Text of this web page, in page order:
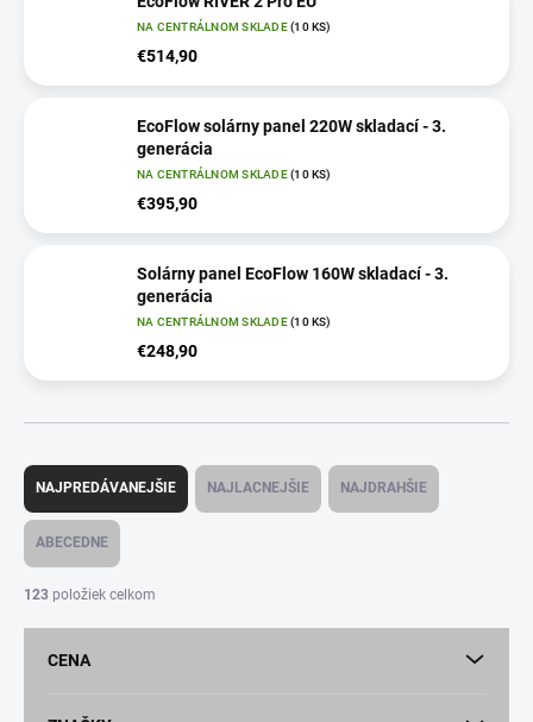
NA CENTRÁLNOM SKLADE(10 KS)
€514,90
EcoFlow solárny panel 220W skladací - 3.
generácia
NA CENTRÁLNOM SKLADE(10 KS)
€395,90
Solárny panel EcoFlow 160W skladací - 3.
generácia
NA CENTRÁLNOM SKLADE(10 KS)
€248,90
R
d
n
i
NAJPREDÁVANEJŠIE NAJLACNEJŠIE NAJDRAHŠIE
ABECEDNE
123 položiek celkom
CENA